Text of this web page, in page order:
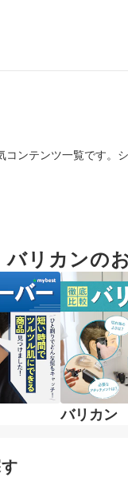
ンテンツ一覧です。
バリカンの
バリカン